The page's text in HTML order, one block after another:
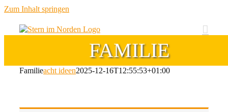
Zum Inhalt springen
FAMILIE
Familieacht ideen2025-12-16T12:55:53+01:00